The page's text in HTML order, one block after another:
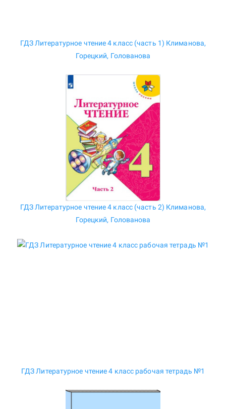
ГДЗ Литературное чтение 4 класс (часть 1) Климанова,
Горецкий, Голованова
ГДЗ Литературное чтение 4 класс (часть 2) Климанова,
Горецкий, Голованова
ГДЗ Литературное чтение 4 класс рабочая тетрадь №1